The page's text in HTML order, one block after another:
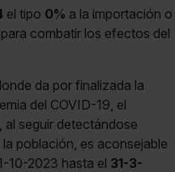
el tipo 0% a la importación o
combatir los efectos del
da por finalizada la
del COVID-19, el
al seguir detectándose
población, es aconsejable
10-2023 hasta el 31-3-